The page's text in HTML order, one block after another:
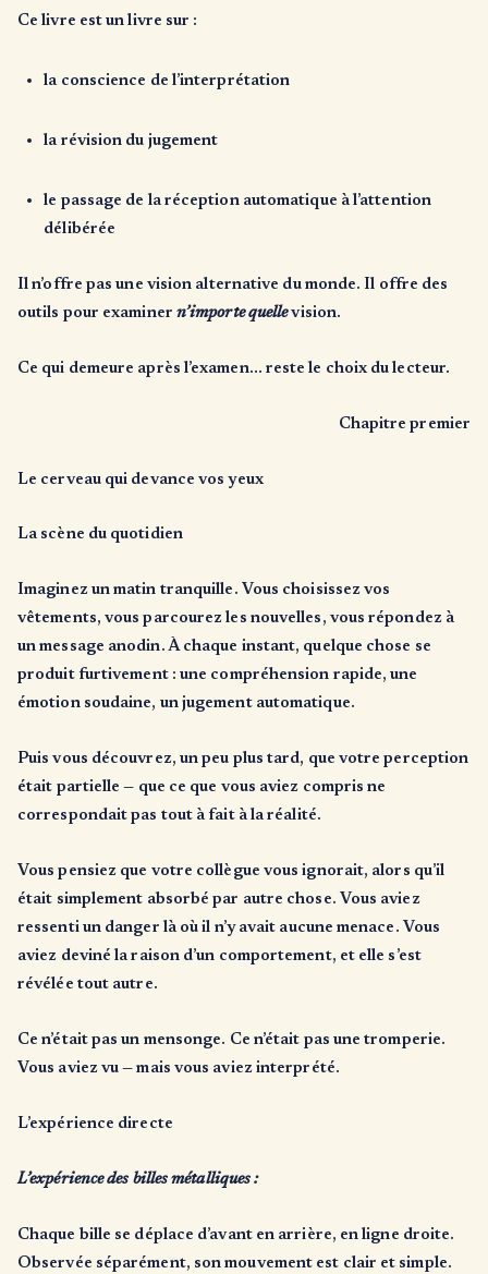
Ce livre est un livre sur :
la conscience de l’interprétation
la révision du jugement
le passage de la réception automatique à l’attention
délibérée
Il n’offre pas une vision alternative du monde. Il offre des
outils pour examiner n’importe quellevision.
Ce qui demeure après l’examen… reste le choix du lecteur.
Chapitre premier
Le cerveau qui devance vos yeux
La scène du quotidien
Imaginez un matin tranquille. Vous choisissez vos
vêtements, vous parcourez les nouvelles, vous répondez à
un message anodin. À chaque instant, quelque chose se
produit furtivement : une compréhension rapide, une
émotion soudaine, un jugement automatique.
Puis vous découvrez, un peu plus tard, que votre perception
était partielle — que ce que vous aviez compris ne
correspondait pas tout à fait à la réalité.
Vous pensiez que votre collègue vous ignorait, alors qu’il
était simplement absorbé par autre chose. Vous aviez
ressenti un danger là où il n’y avait aucune menace. Vous
aviez deviné la raison d’un comportement, et elle s’est
révélée tout autre.
Ce n’était pas un mensonge. Ce n’était pas une tromperie.
Vous aviez vu — mais vous aviez interprété.
L’expérience directe
L’expérience des billes métalliques :
Chaque bille se déplace d’avant en arrière, en ligne droite.
Observée séparément, son mouvement est clair et simple.